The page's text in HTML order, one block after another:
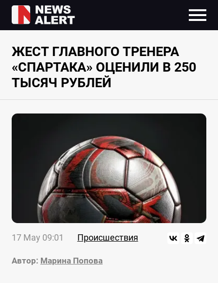
ЖЕСТ ГЛАВНОГО ТРЕНЕРА
«СПАРТАКА» ОЦЕНИЛИ В 250
ТЫСЯЧ РУБЛЕЙ
17 May 09:01 Происшествия
Автор: Марина Попова